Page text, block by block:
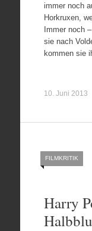
immer noch
Horkruxen,
Immer noch
sie nach
kommen sie
10. Juni 2013
FILMKRITIK
Harry